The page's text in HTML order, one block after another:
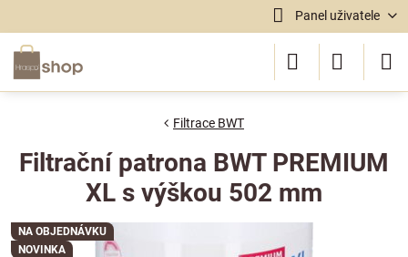
Panel uživatele
NA OBJEDNÁVKU
NOVINKA
Filtrace BWT
Filtrační patrona BWT PREMIUM
XL s výškou 502 mm